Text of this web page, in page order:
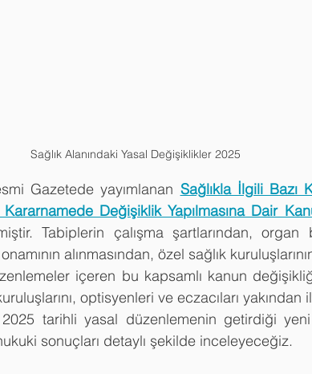
Sağlık Alanındaki Yasal Değişiklikler 2025
Gazetede yayımlanan Sağlıkla İlgili Bazı
Değişiklik Yapılmasına Dair
Tabiplerin çalışma şartlarından, organ
alınmasından, özel sağlık
içeren bu kapsamlı kanun
optisyenleri ve eczacıları
tarihli yasal düzenlemenin getirdiği
sonuçları detaylı şekilde inceleyeceğiz.